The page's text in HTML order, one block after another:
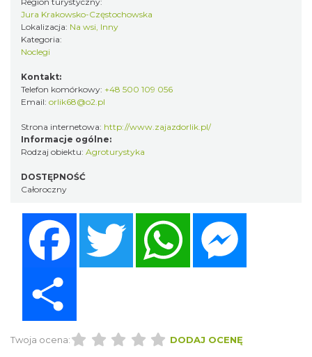
Jura Krakowsko-Częstochowska
Lokalizacja: Na wsi, Inny
Kategoria:
Noclegi
Kontakt:
Telefon komórkowy: +48 500 109 056
Email: orlik68@o2.pl
Strona internetowa: http://www.zajazdorlik.pl/
Informacje ogólne:
Rodzaj obiektu: Agroturystyka
DOSTĘPNOŚĆ
Całoroczny
Twitter WhatsApp
Twoja ocena: DODAJ OCENĘ